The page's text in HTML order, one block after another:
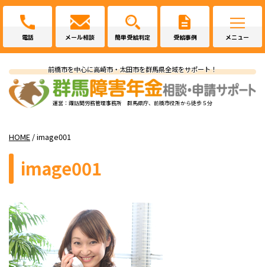
電話 メール相談 簡単受給判定 受給事例 メニュー
前橋市を中心に高崎市・太田市を群馬県全域をサポート！
運営：諏訪間労務管理事務所 群馬県庁、前橋市役所から徒歩５分
HOME /image001
image001